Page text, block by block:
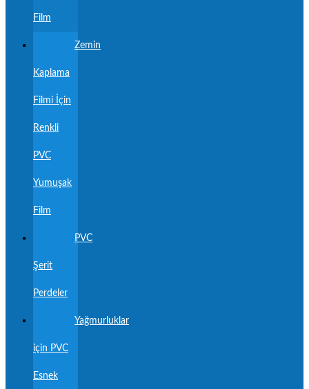
Film
Zemin
Kaplama
Filmi İçin
Renkli
PVC
Yumuşak
Film
PVC
Şerit
Perdeler
Yağmurluklar
için PVC
Esnek